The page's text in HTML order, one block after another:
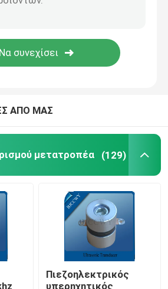
κεραμικοί δίσκοι
ομορφιάς
αντίσταση
μετατροπέας
ΑΠΟ ΜΑΣ
μετατροπέα (129)
Πιεζοηλεκτρικός
υπερηχητικός